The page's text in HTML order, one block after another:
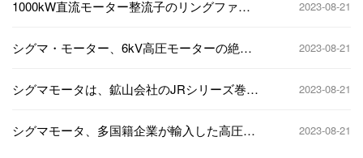
1000kW直流モーター整流子のリングファイ
2023-08-21
シグマ・モーター、6kV高圧モーターの絶縁
2023-08-21
シグマモータは、鉱山会社のJRシリーズ巻線
2023-08-21
シグマモータ、多国籍企業が輸入した高圧モ
2023-08-21